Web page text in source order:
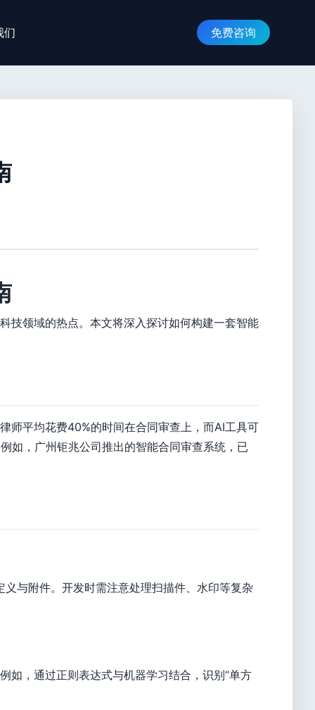
们 免费咨询
技领域的热点。本文将深入探讨如何构建一套智能
师平均花费40%的时间在合同审查上，而AI工具可
如，广州钜兆公司推出的智能合同审查系统，已
与附件。开发时需注意处理扫描件、水印等复杂
如，通过正则表达式与机器学习结合，识别“单方